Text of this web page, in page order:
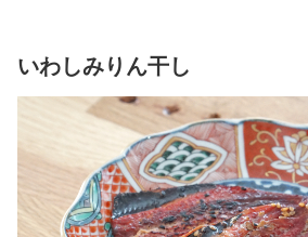
いわしみりん干し